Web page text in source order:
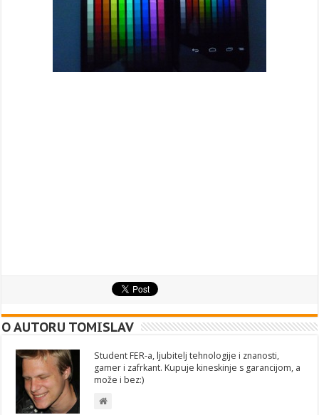
O AUTORU TOMISLAV
Student FER-a, ljubitelj tehnologije i znanosti,
gamer i zafrkant. Kupuje kineskinje s garancijom, a
može i bez:)